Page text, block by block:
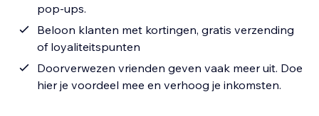
pop-ups.
Beloon klanten met kortingen, gratis verzending
of loyaliteitspunten
Doorverwezen vrienden geven vaak meer uit. Doe
hier je voordeel mee en verhoog je inkomsten.